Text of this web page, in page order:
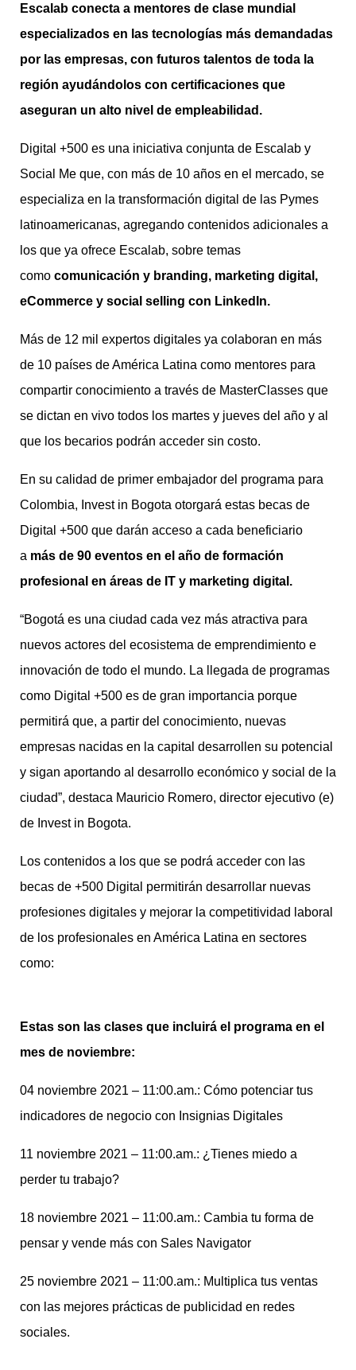
Escalab conecta a mentores de clase mundial
especializados en las tecnologías más demandadas
por las empresas, con futuros talentos de toda la
región ayudándolos con certificaciones que
aseguran un alto nivel de empleabilidad.
Digital +500 es una iniciativa conjunta de Escalab y
Social Me que, con más de 10 años en el mercado, se
especializa en la transformación digital de las Pymes
latinoamericanas, agregando contenidos adicionales a
los que ya ofrece Escalab, sobre temas
como comunicación y branding, marketing digital,
eCommerce y social selling con LinkedIn.
Más de 12 mil expertos digitales ya colaboran en más
de 10 países de América Latina como mentores para
compartir conocimiento a través de MasterClasses que
se dictan en vivo todos los martes y jueves del año y al
que los becarios podrán acceder sin costo.
En su calidad de primer embajador del programa para
Colombia, Invest in Bogota otorgará estas becas de
Digital +500 que darán acceso a cada beneficiario
a más de 90 eventos en el año de formación
profesional en áreas de IT y marketing digital.
“Bogotá es una ciudad cada vez más atractiva para
nuevos actores del ecosistema de emprendimiento e
innovación de todo el mundo. La llegada de programas
como Digital +500 es de gran importancia porque
permitirá que, a partir del conocimiento, nuevas
empresas nacidas en la capital desarrollen su potencial
y sigan aportando al desarrollo económico y social de la
ciudad”, destaca Mauricio Romero, director ejecutivo (e)
de Invest in Bogota.
Los contenidos a los que se podrá acceder con las
becas de +500 Digital permitirán desarrollar nuevas
profesiones digitales y mejorar la competitividad laboral
de los profesionales en América Latina en sectores
como:
Estas son las clases que incluirá el programa en el
mes de noviembre:
04 noviembre 2021 – 11:00.am.: Cómo potenciar tus
indicadores de negocio con Insignias Digitales
11 noviembre 2021 – 11:00.am.: ¿Tienes miedo a
perder tu trabajo?
18 noviembre 2021 – 11:00.am.: Cambia tu forma de
pensar y vende más con Sales Navigator
25 noviembre 2021 – 11:00.am.: Multiplica tus ventas
con las mejores prácticas de publicidad en redes
sociales.